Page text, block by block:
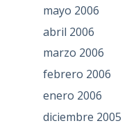
mayo 2006
abril 2006
marzo 2006
febrero 2006
enero 2006
diciembre 2005